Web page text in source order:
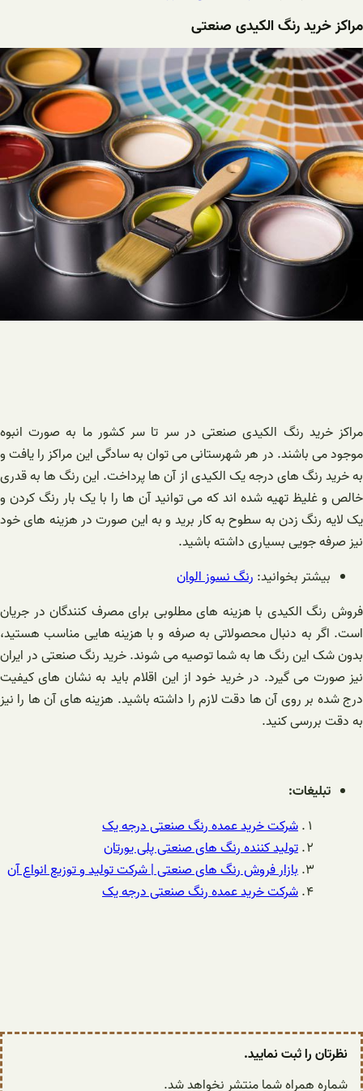
مراکز خرید رنگ الکیدی صنعتی
مراکز خرید رنگ الکیدی صنعتی در سر تا سر کشور ما به صورت انبوه
موجود می باشند. در هر شهرستانی می توان به سادگی این مراکز را یافت و
به خرید رنگ های درجه یک الکیدی از آن ها پرداخت. این رنگ ها به قدری
خالص و غلیظ تهیه شده اند که می توانید آن ها را با یک بار رنگ کردن و
یک لایه رنگ زدن به سطوح به کار برید و به این صورت در هزینه های خود
نیز صرفه جویی بسیاری داشته باشید.
بیشتر بخوانید: رنگ نسوز الوان
فروش رنگ الکیدی با هزینه های مطلوبی برای مصرف کنندگان در جریان
است. اگر به دنبال محصولاتی به صرفه و با هزینه هایی مناسب هستید،
بدون شک این رنگ ها به شما توصیه می شوند. خرید رنگ صنعتی در ایران
نیز صورت می گیرد. در خرید خود از این اقلام باید به نشان های کیفیت
درج شده بر روی آن ها دقت لازم را داشته باشید. هزینه های آن ها را نیز
به دقت بررسی کنید.
تبلیغات:
شرکت خرید عمده رنگ صنعتی درجه یک
تولید کننده رنگ های صنعتی پلی یورتان
بازار فروش رنگ های صنعتی | شرکت تولید و توزیع انواع آن
شرکت خرید عمده رنگ صنعتی درجه یک
نظرتان را ثبت نمایید.
شماره همراه شما منتشر نخواهد شد.